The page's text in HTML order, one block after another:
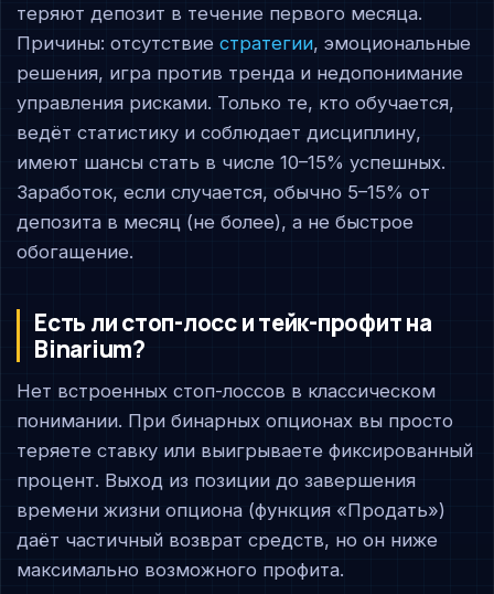
теряют депозит в течение первого месяца.
Причины: отсутствиестратегии, эмоциональные
решения, игра против тренда и недопонимание
управления рисками. Только те, кто обучается,
ведёт статистику и соблюдает дисциплину,
имеют шансы стать в числе 10–15% успешных.
Заработок, если случается, обычно 5–15% от
депозита в месяц (не более), а не быстрое
обогащение.
Есть ли стоп-лосс и тейк-профит на
Binarium?
Нет встроенных стоп-лоссов в классическом
понимании. При бинарных опционах вы просто
теряете ставку или выигрываете фиксированный
процент. Выход из позиции до завершения
времени жизни опциона (функция «Продать»)
даёт частичный возврат средств, но он ниже
максимально возможного профита.